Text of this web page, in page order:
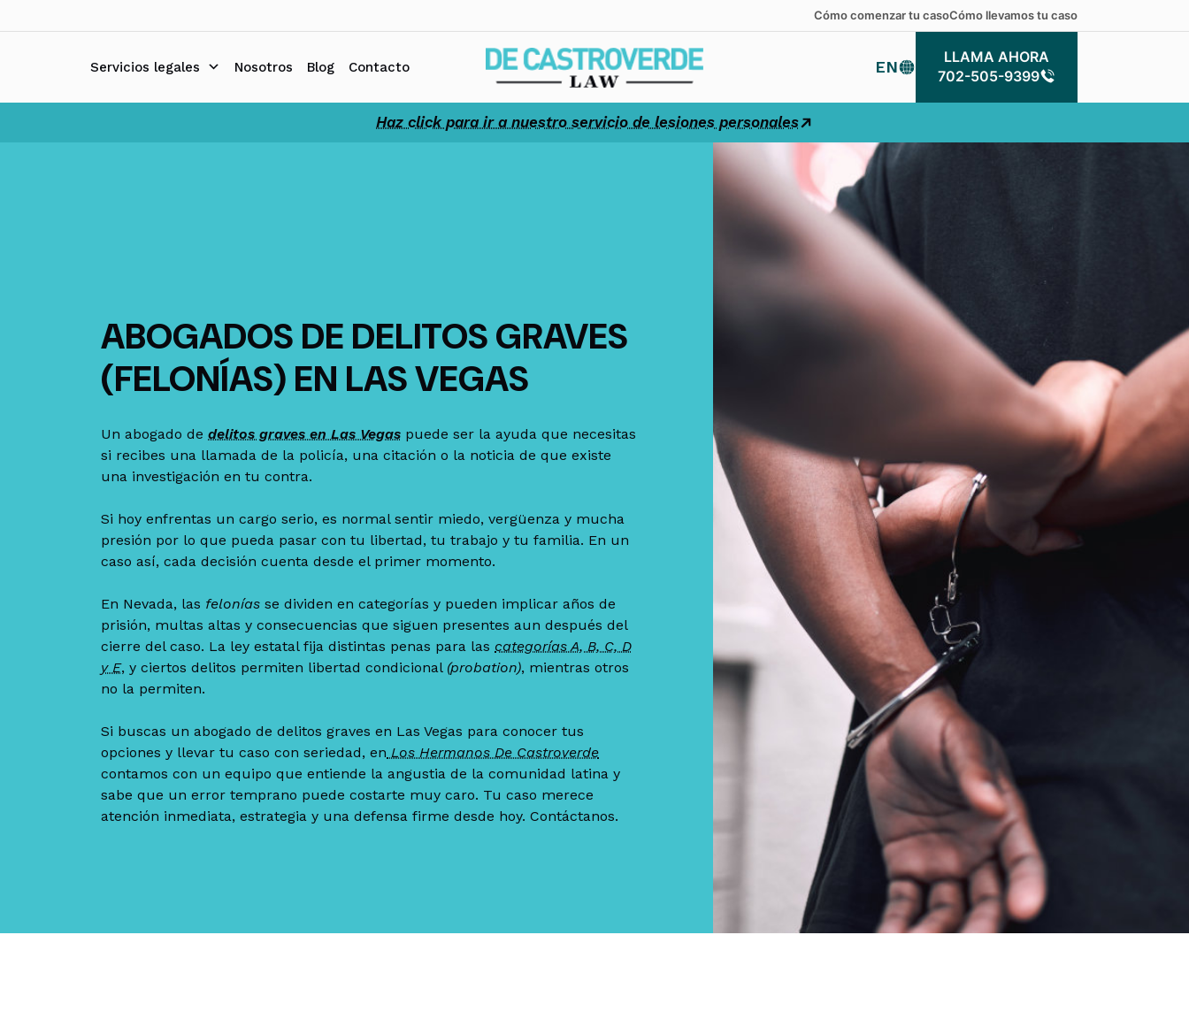
al
Cómo comenzar tu casoCómo llevamos tu caso
Servicios legales Nosotros Blog Contacto EN
LLAMA AHORA
LLAMA AHORA
702-505-9399
Haz click para ir a nuestro servicio de lesiones personales
ABOGADOS DE DELITOS GRAVES
(FELONÍAS) EN LAS VEGAS
Un abogado de delitos graves en Las Vegas puede ser la ayuda que necesitas
si recibes una llamada de la policía, una citación o la noticia de que existe
una investigación en tu contra.
Si hoy enfrentas un cargo serio, es normal sentir miedo, vergüenza y mucha
presión por lo que pueda pasar con tu libertad, tu trabajo y tu familia. En un
caso así, cada decisión cuenta desde el primer momento.
En Nevada, las felonías se dividen en categorías y pueden implicar años de
prisión, multas altas y consecuencias que siguen presentes aun después del
cierre del caso. La ley estatal fija distintas penas para las categorías A, B, C, D
y E, y ciertos delitos permiten libertad condicional (probation), mientras otros
no la permiten.
Si buscas un abogado de delitos graves en Las Vegas para conocer tus
opciones y llevar tu caso con seriedad, en Los Hermanos De Castroverde
contamos con un equipo que entiende la angustia de la comunidad latina y
sabe que un error temprano puede costarte muy caro. Tu caso merece
atención inmediata, estrategia y una defensa firme desde hoy. Contáctanos.